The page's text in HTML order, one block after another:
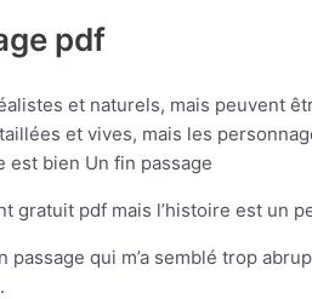
pdf
et naturels, mais peuvent
et vives, mais les
est bien Un fin passage
gratuit pdf mais l’histoire est un
passage qui m’a semblé trop